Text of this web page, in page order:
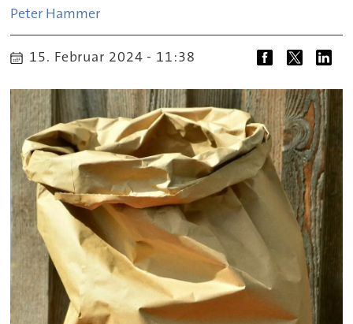
Peter Hammer
15. Februar 2024 - 11:38